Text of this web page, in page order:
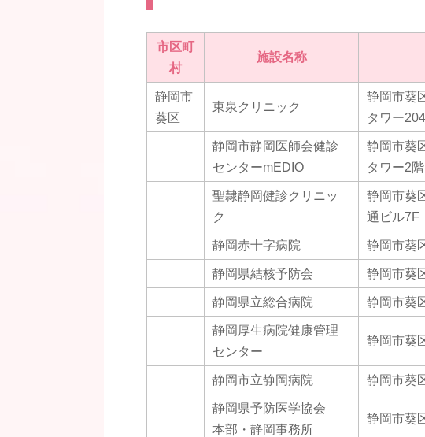
市区町
村
施設名称
静岡市
葵区
東泉クリニック
静岡市葵
タワー
静岡市静岡医師会健診
センターmEDIO
静岡市葵
タワー2階
聖隷静岡健診クリニッ
ク
静岡市葵
通ビル7F
静岡赤十字病院 静岡市葵
静岡県結核予防会 静岡市葵
静岡県立総合病院 静岡市葵
静岡厚生病院健康管理
センター
静岡市葵
静岡市立静岡病院 静岡市葵
静岡県予防医学協会
本部・静岡事務所
静岡市葵